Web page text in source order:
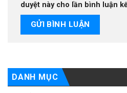
duyệt này cho lần bình luận
DANH MỤC